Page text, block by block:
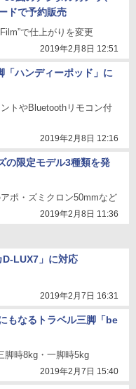
ドで予約販売
で仕上がりを変更
2019年2月8日 12:51
「ハンディーポッド」に
トやBluetoothリモコン付
2019年2月8日 12:16
の限定モデル3種類を発
ポ・ズミクロン50mmなど
2019年2月8日 11:36
LUX7」に対応
2019年2月7日 16:31
もなるトラベル三脚「be
時8kg・一脚時5kg
2019年2月7日 15:40